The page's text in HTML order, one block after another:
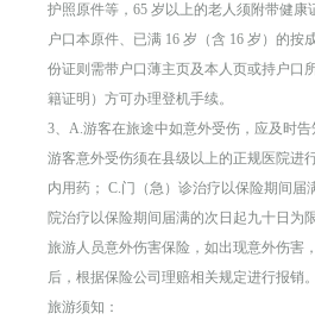
护照原件等，65 岁以上的老人须附带健康
户口本原件、已满 16 岁（含 16 岁）的按
份证则需带户口薄主页及本人页或持户口
籍证明）方可办理登机手续。
3、A.游客在旅途中如意外受伤，应及时
游客意外受伤须在县级以上的正规医院进
内用药； C.门（急）诊治疗以保险期间届
院治疗以保险期间届满的次日起九十日为
旅游人员意外伤害保险，如出现意外伤害
后，根据保险公司理赔相关规定进行报销。
旅游须知：